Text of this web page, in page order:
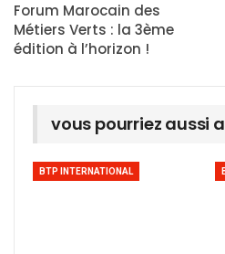
Forum Marocain des
Métiers Verts : la 3ème
édition à l’horizon !
vous pourriez aussi
BTP INTERNATIONAL